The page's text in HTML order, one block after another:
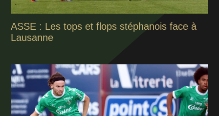
ASSE : Les tops et flops stéphanois face à
Lausanne